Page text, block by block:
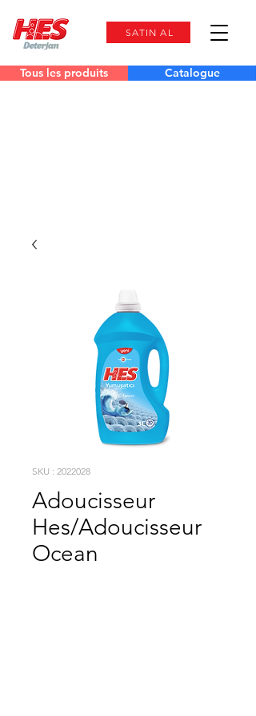
SATIN AL
Tous les produits Catalogue
SKU : 2022028
Adoucisseur
Hes/Adoucisseur
Ocean